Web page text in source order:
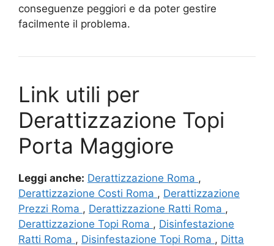
conseguenze peggiori e da poter gestire
facilmente il problema.
Link utili per
Derattizzazione Topi
Porta Maggiore
Leggi anche: Derattizzazione Roma ,
Derattizzazione Costi Roma , Derattizzazione
Prezzi Roma , Derattizzazione Ratti Roma ,
Derattizzazione Topi Roma , Disinfestazione
Ratti Roma , Disinfestazione Topi Roma , Ditta